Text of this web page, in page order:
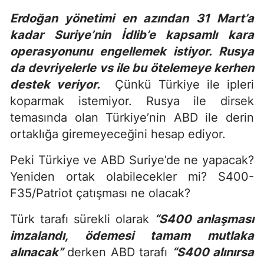
Erdoğan yönetimi en azından 31 Mart’a
kadar Suriye’nin İdlib’e kapsamlı kara
operasyonunu engellemek istiyor. Rusya
da devriyelerle vs ile bu ötelemeye kerhen
destek veriyor. Çünkü Türkiye ile ipleri
koparmak istemiyor. Rusya ile dirsek
temasında olan Türkiye’nin ABD ile derin
ortaklığa giremeyeceğini hesap ediyor.
Peki Türkiye ve ABD Suriye’de ne yapacak?
Yeniden ortak olabilecekler mi? S400-
F35/Patriot çatışması ne olacak?
Türk tarafı sürekli olarak “S400 anlaşması
imzalandı, ödemesi tamam mutlaka
alınacak”derken ABD tarafı “S400 alınırsa